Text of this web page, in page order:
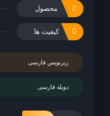
محصول
کیفیت ها
زیرنویس فارسی
دوبله فارسی